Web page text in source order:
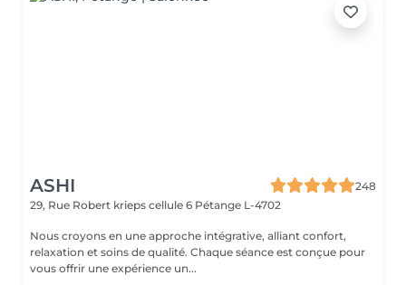
ASHI
248
29, Rue Robert krieps cellule 6 Pétange L-4702
Nous croyons en une approche intégrative, alliant confort,
relaxation et soins de qualité. Chaque séance est conçue pour
vous offrir une expérience un...